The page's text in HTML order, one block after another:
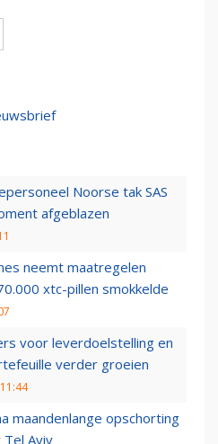
Noorse tak SAS
afgeblazen
neemt maatregelen
xtc-pillen smokkelde
voor leverdoelstelling en
verder groeien
maandenlange opschorting
Tel Aviv